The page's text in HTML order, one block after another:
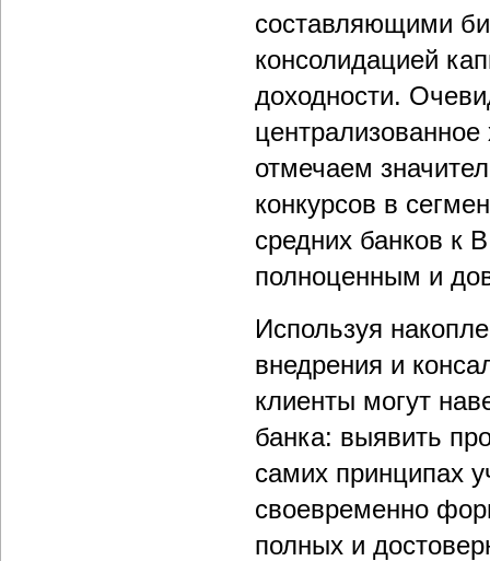
составляющими
консолидацией
доходности.
отмечаем
конкурсов в
средних банков к
полноценным и
Используя
внедрения и
клиенты могут
банка: выявить
самих принципах
своевременно
полных и